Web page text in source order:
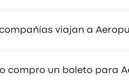
un boleto entre Aeropuerto de
compañías viajan a
con National Express,
compro un boleto para